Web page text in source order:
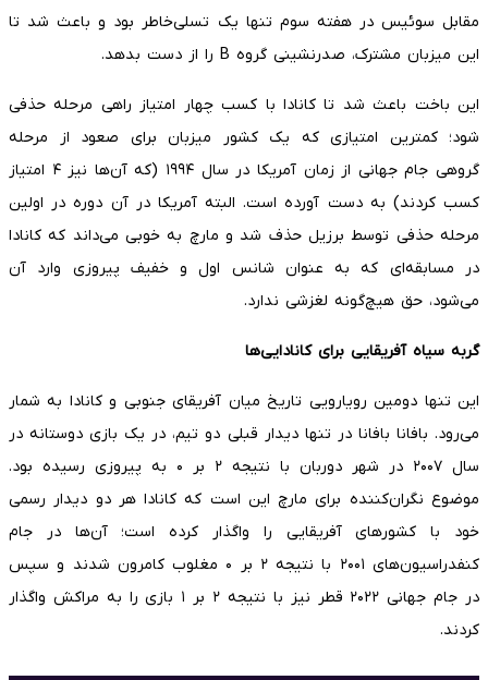
مقابل سوئیس در هفته سوم تنها یک تسلی‌خاطر بود و باعث شد تا
این میزبان مشترک، صدرنشینی گروه B را از دست بدهد.
این باخت باعث شد تا کانادا با کسب چهار امتیاز راهی مرحله حذفی
شود؛ کمترین امتیازی که یک کشور میزبان برای صعود از مرحله
گروهی جام جهانی از زمان آمریکا در سال ۱۹۹۴ (که آن‌ها نیز ۴ امتیاز
کسب کردند) به دست آورده است. البته آمریکا در آن دوره در اولین
مرحله حذفی توسط برزیل حذف شد و مارچ به خوبی می‌داند که کانادا
در مسابقه‌ای که به عنوان شانس اول و خفیف پیروزی وارد آن
می‌شود، حق هیچ‌گونه لغزشی ندارد.
گربه سیاه آفریقایی برای کانادایی‌ها
این تنها دومین رویارویی تاریخ میان آفریقای جنوبی و کانادا به شمار
می‌رود. بافانا بافانا در تنها دیدار قبلی دو تیم، در یک بازی دوستانه در
سال ۲۰۰۷ در شهر دوربان با نتیجه ۲ بر ۰ به پیروزی رسیده بود.
موضوع نگران‌کننده برای مارچ این است که کانادا هر دو دیدار رسمی
خود با کشورهای آفریقایی را واگذار کرده است؛ آن‌ها در جام
کنفدراسیون‌های ۲۰۰۱ با نتیجه ۲ بر ۰ مغلوب کامرون شدند و سپس
در جام جهانی ۲۰۲۲ قطر نیز با نتیجه ۲ بر ۱ بازی را به مراکش واگذار
کردند.